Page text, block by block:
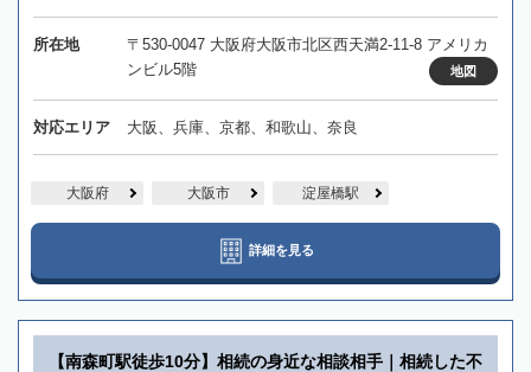
所在地
〒530-0047 大阪府大阪市北区西天満2-11-8 アメリカ
ンビル5階
地図
対応エリア 大阪、兵庫、京都、和歌山、奈良
大阪府 大阪市 淀屋橋駅
詳細を見る
【南森町駅徒歩10分】相続の身近な相談相手｜相続した不